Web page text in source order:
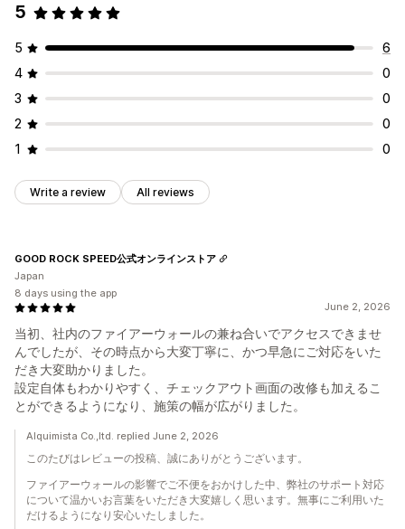
5
5
6
4
0
3
0
2
0
1
0
Write a review All reviews
June 2, 2026
当初、社内のファイアーウォールの兼ね合いでアクセスできませ
んでしたが、その時点から大変丁寧に、かつ早急にご対応をいた
だき大変助かりました。
設定自体もわかりやすく、チェックアウト画面の改修も加えるこ
とができるようになり、施策の幅が広がりました。
GOOD ROCK SPEED公式オンラインストア
Japan
8 days using the app
Alquimista Co.,ltd. replied June 2, 2026
このたびはレビューの投稿、誠にありがとうございます。
ファイアーウォールの影響でご不便をおかけした中、弊社のサポート対応
について温かいお言葉をいただき大変嬉しく思います。無事にご利用いた
だけるようになり安心いたしました。